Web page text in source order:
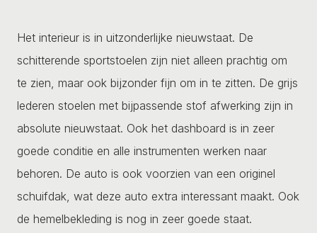
Het interieur is in uitzonderlijke nieuwstaat. De
schitterende sportstoelen zijn niet alleen prachtig om
te zien, maar ook bijzonder fijn om in te zitten. De grijs
lederen stoelen met bijpassende stof afwerking zijn in
absolute nieuwstaat. Ook het dashboard is in zeer
goede conditie en alle instrumenten werken naar
behoren. De auto is ook voorzien van een originel
schuifdak, wat deze auto extra interessant maakt. Ook
de hemelbekleding is nog in zeer goede staat.